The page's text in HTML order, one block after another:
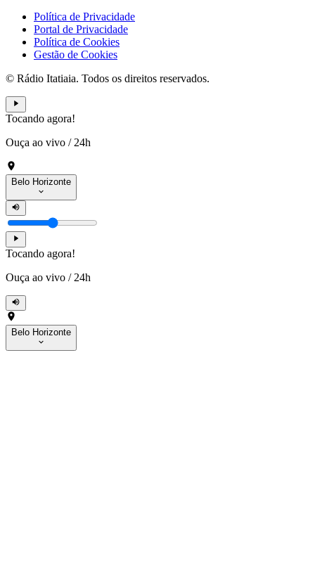
Política de Privacidade
Portal de Privacidade
Política de Cookies
Gestão de Cookies
© Rádio Itatiaia. Todos os direitos reservados.
Tocando agora!
Ouça ao vivo / 24h
Belo Horizonte
Tocando agora!
Ouça ao vivo / 24h
Belo Horizonte